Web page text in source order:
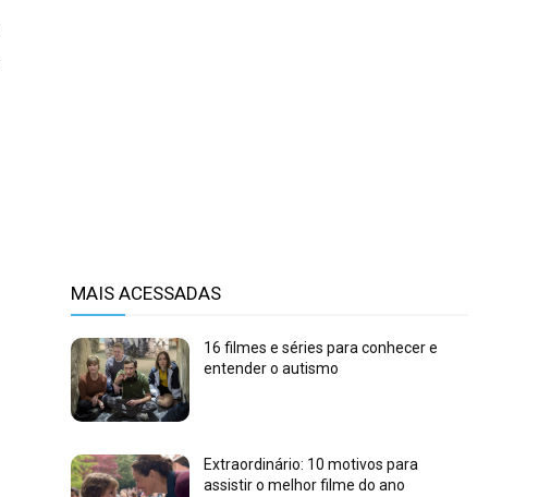
MAIS ACESSADAS
16 filmes e séries para conhecer e
entender o autismo
Extraordinário: 10 motivos para
assistir o melhor filme do ano